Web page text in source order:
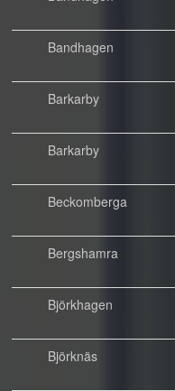
Bandhagen
Barkarby
Barkarby
Beckomberga
Bergshamra
Björkhagen
Björknäs